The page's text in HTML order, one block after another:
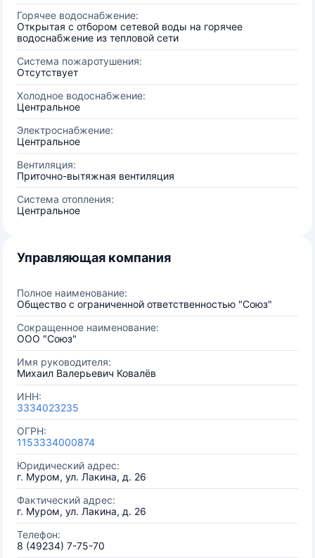
Горячее водоснабжение:
Открытая с отбором сетевой воды на горячее
водоснабжение из тепловой сети
Система пожаротушения:
Отсутствует
Холодное водоснабжение:
Центральное
Электроснабжение:
Центральное
Вентиляция:
Приточно-вытяжная вентиляция
Система отопления:
Центральное
Управляющая компания
Полное наименование:
Общество с ограниченной ответственностью "Союз"
Сокращенное наименование:
ООО "Союз"
Имя руководителя:
Михаил Валерьевич Ковалёв
ИНН:
3334023235
ОГРН:
1153334000874
Юридический адрес:
г. Муром, ул. Лакина, д. 26
Фактический адрес:
г. Муром, ул. Лакина, д. 26
Телефон:
8 (49234) 7-75-70